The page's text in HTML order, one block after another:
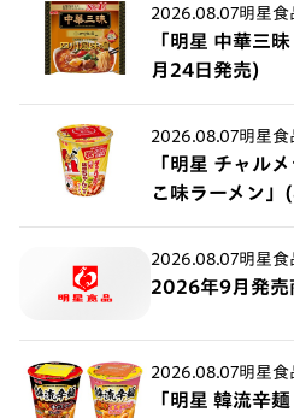
2026.08.07明星食
「明星 中華三
月24日発売)
2026.08.07明星食
「明星 チャル
こ味ラーメン」
2026.08.07明星食
2026年9月発売
2026.08.07明星食
「明星 韓流辛